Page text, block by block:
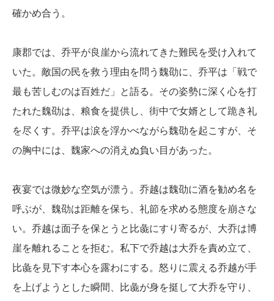
確かめ合う。
康郡では、乔平が良崖から流れてきた難民を受け入れて
いた。敵国の民を救う理由を問う魏劭に、乔平は「戦で
最も苦しむのは百姓だ」と語る。その姿勢に深く心を打
たれた魏劭は、粮食を提供し、街中で女婿として跪き礼
を尽くす。乔平は涙を浮かべながら魏劭を起こすが、そ
の胸中には、魏家への消えぬ負い目があった。
夜宴では微妙な空気が漂う。乔越は魏劭に酒を勧め名を
呼ぶが、魏劭は距離を保ち、礼節を求める態度を崩さな
い。乔越は面子を保とうと比彘にすり寄るが、大乔は博
崖を離れることを拒む。私下で乔越は大乔を責め立て、
比彘を見下す本心を露わにする。怒りに震える乔越が手
を上げようとした瞬間、比彘が身を挺して大乔を守り、